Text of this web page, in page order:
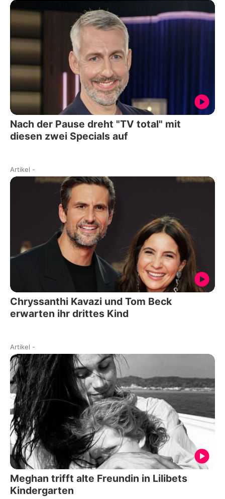
Nach der Pause dreht "TV total" mit
diesen zwei Specials auf
Artikel -
Chryssanthi Kavazi und Tom Beck
erwarten ihr drittes Kind
Artikel -
Meghan trifft alte Freundin in Lilibets
Kindergarten